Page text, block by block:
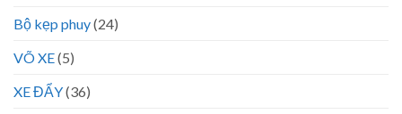
Bộ kẹp phuy(24)
VÕ XE(5)
XE ĐẨY(36)